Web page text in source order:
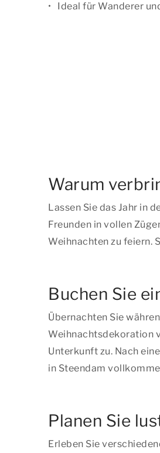
Ideal für Wanderer
Warum
Lassen Sie das Jahr in
Freunden in vollen
Weihnachten zu feiern.
Buchen Sie
Übernachten Sie
Weihnachtsdekoration
Unterkunft zu. Nach
in Steendam
Planen Sie
Erleben Sie